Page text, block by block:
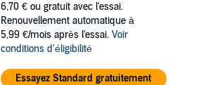
6,70 € ou gratuit avec l'essai.
Renouvellement automatique à
5,99 €/mois après l'essai. Voir
conditions d'éligibilité
Essayez Standard gratuitement